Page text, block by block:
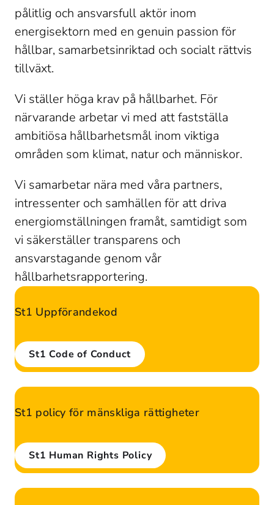
pålitlig och ansvarsfull aktör inom
energisektorn med en genuin passion för
hållbar, samarbetsinriktad och socialt rättvis
tillväxt.
Vi ställer höga krav på hållbarhet. För
närvarande arbetar vi med att fastställa
ambitiösa hållbarhetsmål inom viktiga
områden som klimat, natur och människor.
Vi samarbetar nära med våra partners,
intressenter och samhällen för att driva
energiomställningen framåt, samtidigt som
vi säkerställer transparens och
ansvarstagande genom vår
hållbarhetsrapportering.
St1 Uppförandekod
St1 Code of Conduct
St1 policy för mänskliga rättigheter
St1 Human Rights Policy